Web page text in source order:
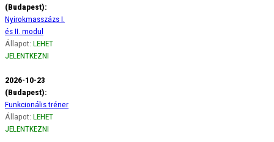
(Budapest):
Nyirokmasszázs I.
és II. modul
Állapot: LEHET
JELENTKEZNI
2026-10-23
(Budapest):
Funkcionális tréner
Állapot: LEHET
JELENTKEZNI